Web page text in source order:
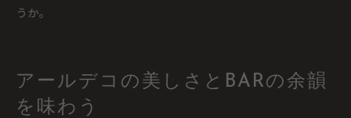
うか。
アールデコの美しさとBARの余韻
を味わう